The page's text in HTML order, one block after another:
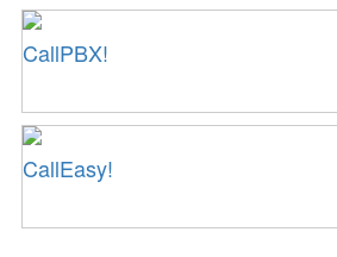
CallPBX!
CallEasy!